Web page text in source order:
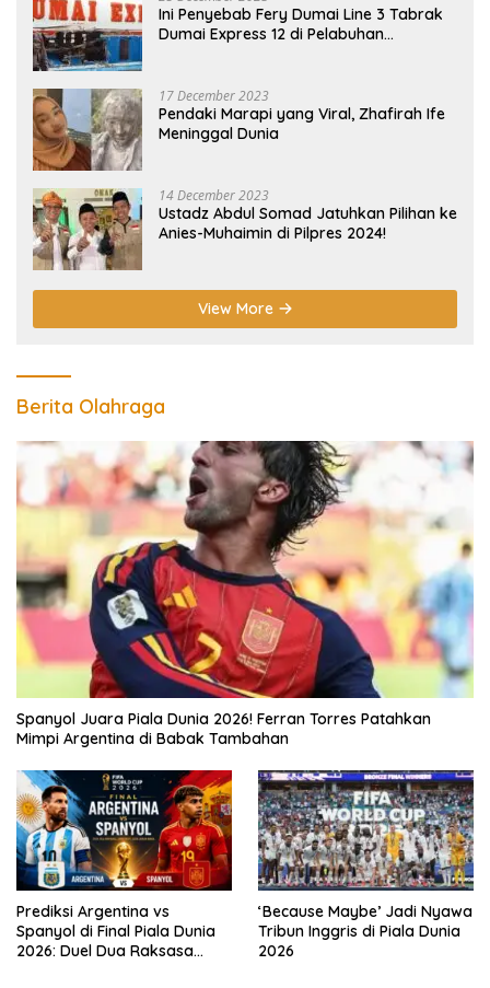
Ini Penyebab Fery Dumai Line 3 Tabrak
Dumai Express 12 di Pelabuhan
17 December 2023
Pendaki Marapi yang Viral, Zhafirah Ife
Meninggal Dunia
14 December 2023
Ustadz Abdul Somad Jatuhkan Pilihan ke
Anies-Muhaimin di Pilpres 2024!
View More
Berita Olahraga
Spanyol Juara Piala Dunia 2026! Ferran Torres Patahkan
Mimpi Argentina di Babak Tambahan
Prediksi Argentina vs
Spanyol di Final Piala Dunia
2026: Duel Dua Raksasa
‘Because Maybe’ Jadi Nyawa
Tribun Inggris di Piala Dunia
2026